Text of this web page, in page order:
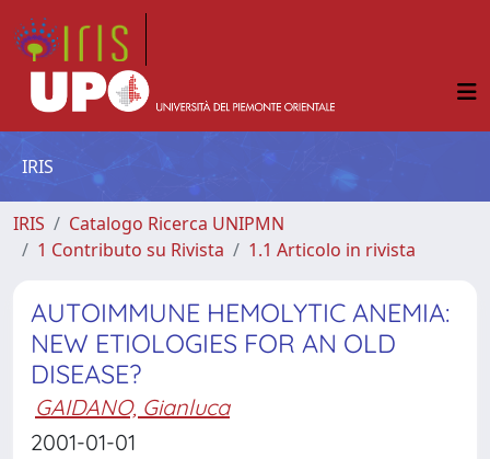
IRIS
IRIS
Catalogo Ricerca UNIPMN
1 Contributo su Rivista
1.1 Articolo in rivista
AUTOIMMUNE HEMOLYTIC ANEMIA:
NEW ETIOLOGIES FOR AN OLD
DISEASE?
GAIDANO, Gianluca
2001-01-01